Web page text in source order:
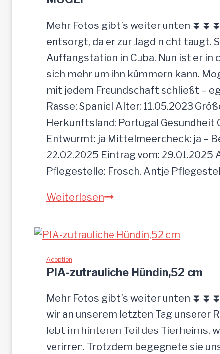
r
d
e
e
i
n
f
a
c
h
u
ü
g
e
l
a
s
Mehr Fotos gibt’s weiter unten
entsorgt, da er zur Jagd nicht taugt.
Auffangstation in Cuba. Nun ist er in
sich mehr um ihn kümmern kann.
mit jedem Freundschaft schließt –
Rasse: Spaniel Alter: 11.05.2023
Herkunftsland: Portugal Gesundheit
Entwurmt: ja Mittelmeercheck: ja –
22.02.2025 Eintrag vom: 29.01.2025
Pflegestelle: Frosch, Antje
WeiterlesenM
G
Adoption
PIA-zutrauliche Hündin,52 cm
Mehr Fotos gibt’s weiter unten
wir an unserem letzten Tag unserer
lebt im hinteren Teil des Tierheims,
verirren. Trotzdem begegnete sie